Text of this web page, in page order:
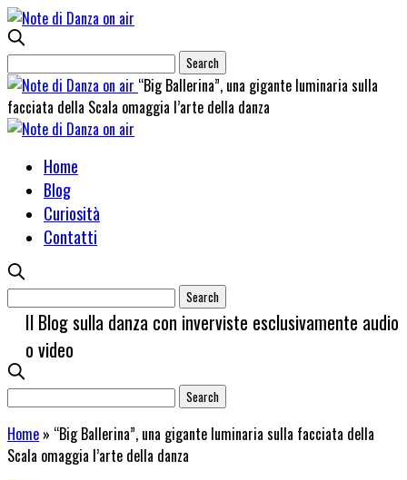
“Big Ballerina”, una gigante luminaria sulla
facciata della Scala omaggia l’arte della danza
Home
Blog
Curiosità
Contatti
Il Blog sulla danza con inverviste esclusivamente audio
o video
Home » “Big Ballerina”, una gigante luminaria sulla facciata della
Scala omaggia l’arte della danza